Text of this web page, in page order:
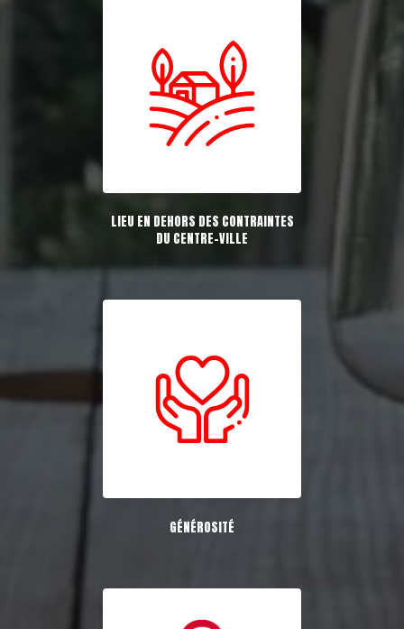
LIEU EN DEHORS DES CONTRAINTES
DU CENTRE-VILLE
GÉNÉROSITÉ